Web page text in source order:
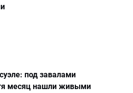
под завалами
месяц нашли живыми